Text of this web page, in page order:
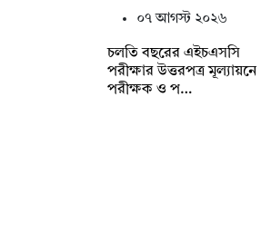
০৭ আগস্ট ২০২৬
চলতি বছরের এইচএসসি
পরীক্ষার উত্তরপত্র মূল্যায়নে
পরীক্ষক ও প…